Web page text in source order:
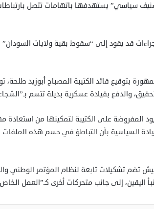
سياسي” يستهدفها باتهامات تتصل
قد يقود إلى “سقوط بقية ولايات السودان”
بتوقيع قائد الكتيبة المصباح أبوزيد طلحة،
والدفع بقيادة عسكرية بديلة تتسم
المفروضة على الكتيبة لتمكينها من
السياسية بأن التباطؤ في حسم هذه الملفات
تضم تشكيلات تابعة لنظام المؤتمر الوطني
اليقين، إلى جانب متحركات أخرى كـ”العمل